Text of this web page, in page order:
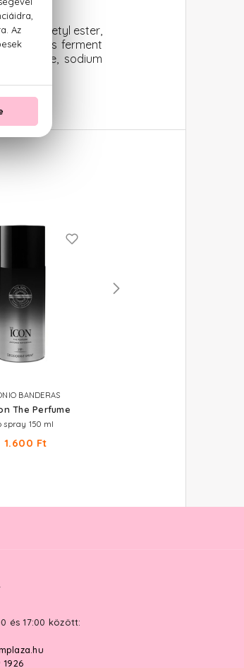
1 cetyl ester,
ferment
chloride, sodium
BANDERAS
The Perfume
spray 150 ml
1.600 Ft
és 17:00 között:
1926